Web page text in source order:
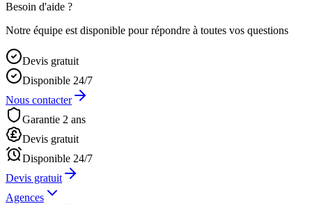
Besoin d'aide ?
Notre équipe est disponible pour répondre à toutes vos questions
Devis gratuit
Disponible 24/7
Nous contacter
Garantie 2 ans
Devis gratuit
Disponible 24/7
Devis gratuit
Agences